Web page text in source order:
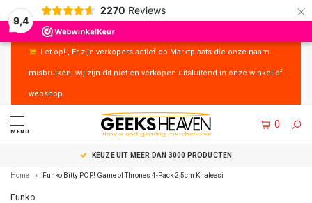
9,4
2270 Reviews ×
Let op! , Er zijn verkopers actief op Marktplaats die onze naam
misbruiken, wij zijn dit niet en verkopen uitsluitend in onze winkel of
webshop.
MENU
0
DAN 3000 PRODUCTEN
Home Funko Bitty POP! Game of Thrones 4-Pack 2,5cm Khaleesi
Funko